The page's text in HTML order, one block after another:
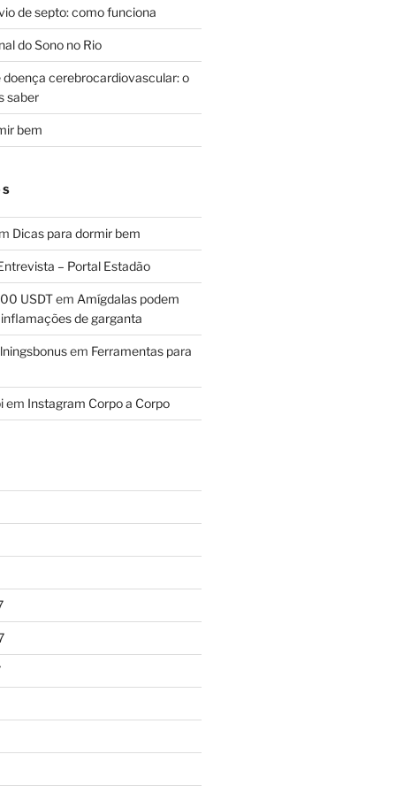
de septo: como funciona
do Sono no Rio
doença cerebrocardiovascular: o
saber
bem
Dicas para dormir bem
– Portal Estadão
USDTem Amígdalas podem
de garganta
em Ferramentas para
em Instagram Corpo a Corpo